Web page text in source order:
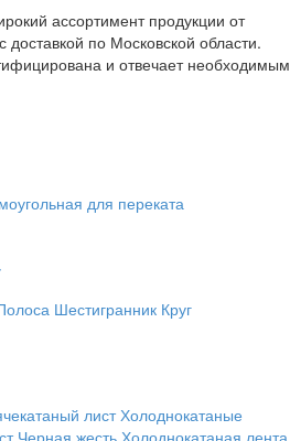
ассортимент продукции от
по Московской области.
и отвечает необходимым
для переката
Шестигранник Круг
лист Холоднокатаные
Черная жесть Холоднокатаная лента